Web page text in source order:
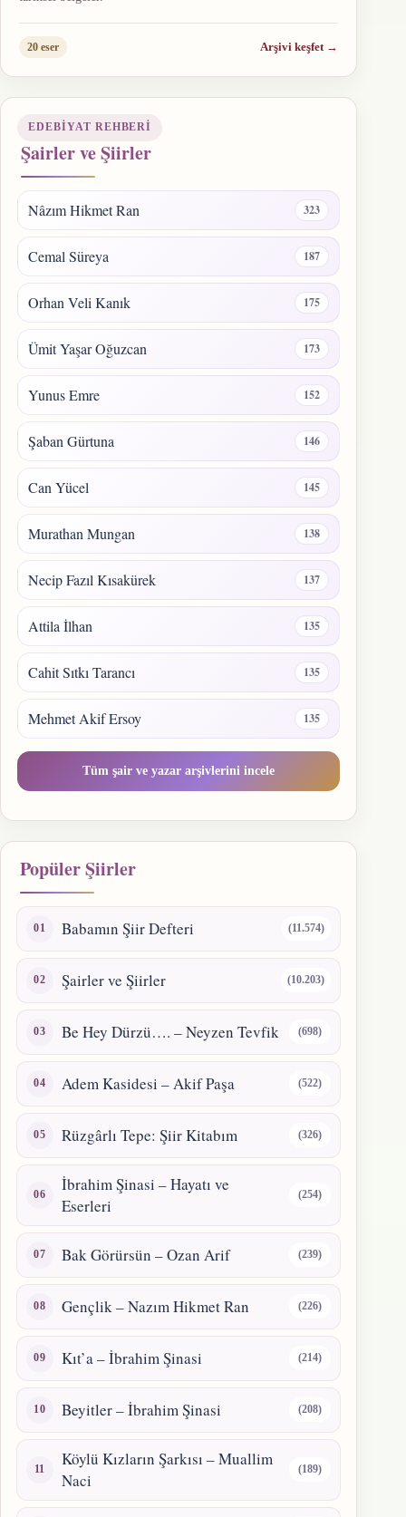
20 eser Arşivi keşfet →
EDEBIYAT REHBERI
Şairler ve Şiirler
Nâzım Hikmet Ran 323
Cemal Süreya 187
Orhan Veli Kanık 175
Ümit Yaşar Oğuzcan 173
Yunus Emre 152
Şaban Gürtuna 146
Can Yücel 145
Murathan Mungan 138
Necip Fazıl Kısakürek 137
Attila İlhan 135
Cahit Sıtkı Tarancı 135
Mehmet Akif Ersoy 135
Tüm şair ve yazar arşivlerini incele
Popüler Şiirler
Babamın Şiir Defteri (11.574)
Şairler ve Şiirler (10.203)
Be Hey Dürzü…. – Neyzen Tevfik (698)
Adem Kasidesi – Akif Paşa (522)
Rüzgârlı Tepe: Şiir Kitabım (326)
İbrahim Şinasi – Hayatı ve
Eserleri
(254)
Bak Görürsün – Ozan Arif (239)
Gençlik – Nazım Hikmet Ran (226)
Kıt’a – İbrahim Şinasi (214)
Beyitler – İbrahim Şinasi (208)
Köylü Kızların Şarkısı – Muallim
Naci
(189)